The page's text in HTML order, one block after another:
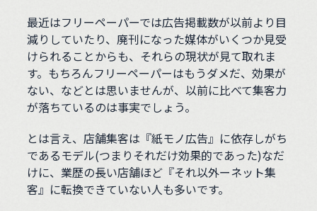
最近はフリーペーパーでは広告掲載数が以前より目
減りしていたり、廃刊になった媒体がいくつか見受
けられることからも、それらの現状が見て取れま
す。もちろんフリーペーパーはもうダメだ、効果が
ない、などとは思いませんが、以前に比べて集客力
が落ちているのは事実でしょう。
とは言え、店舗集客は『紙モノ広告』に依存しがち
であるモデル(つまりそれだけ効果的であった)なだ
けに、業歴の長い店舗ほど『それ以外ーネット集
客』に転換できていない人も多いです。